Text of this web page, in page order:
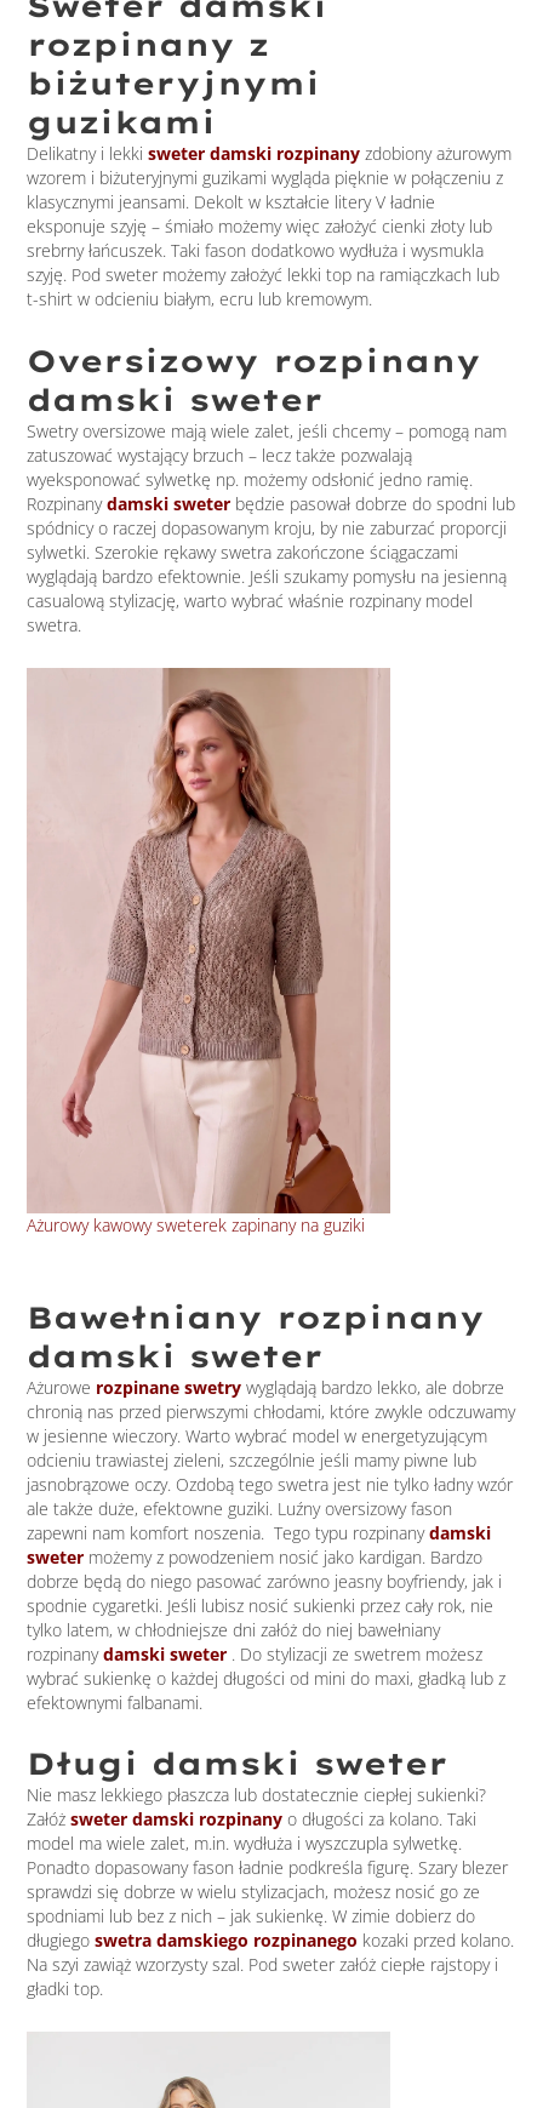
rozpinany z
biżuteryjnymi
guzikami
Delikatny i lekkisweter damski rozpinany zdobiony ażurowym
wzorem i biżuteryjnymi guzikami wygląda pięknie w połączeniu z
klasycznymi jeansami. Dekolt w kształcie litery V ładnie
eksponuje szyję – śmiało możemy więc założyć cienki złoty lub
srebrny łańcuszek. Taki fason dodatkowo wydłuża i wysmukla
szyję. Pod sweter możemy założyć lekki top na ramiączkach lub
t-shirt w odcieniu białym, ecru lub kremowym.
Oversizowy rozpinany
damski sweter
Swetry oversizowe mają wiele zalet, jeśli chcemy – pomogą nam
zatuszować wystający brzuch – lecz także pozwalają
wyeksponować sylwetkę np. możemy odsłonić jedno ramię.
Rozpinanydamskisweter będzie pasował dobrze do spodni lub
spódnicy o raczej dopasowanym kroju, by nie zaburzać proporcji
sylwetki. Szerokie rękawy swetra zakończone ściągaczami
wyglądają bardzo efektownie. Jeśli szukamy pomysłu na jesienną
casualową stylizację, warto wybrać właśnie rozpinany model
swetra.
Ażurowy kawowy sweterek zapinany na guziki
Bawełniany rozpinany
damski sweter
Ażurowe rozpinane swetry wyglądają bardzo lekko, ale dobrze
chronią nas przed pierwszymi chłodami, które zwykle odczuwamy
w jesienne wieczory. Warto wybrać model w energetyzującym
odcieniu trawiastej zieleni, szczególnie jeśli mamy piwne lub
jasnobrązowe oczy. Ozdobą tego swetra jest nie tylko ładny wzór
ale także duże, efektowne guziki. Luźny oversizowy fason
zapewni nam komfort noszenia. Tego typu rozpinanydamski
sweter możemy z powodzeniem nosić jako kardigan. Bardzo
dobrze będą do niego pasować zarówno jeasny boyfriendy, jak i
spodnie cygaretki. Jeśli lubisz nosić sukienki przez cały rok, nie
tylko latem, w chłodniejsze dni załóż do niej bawełniany
rozpinanydamski sweter . Do stylizacji ze swetrem możesz
wybrać sukienkę o każdej długości od mini do maxi, gładką lub z
efektownymi falbanami.
Długi damski sweter
Nie masz lekkiego płaszcza lub dostatecznie ciepłej sukienki?
Załóżsweter damski rozpinany o długości za kolano. Taki
model ma wiele zalet, m.in. wydłuża i wyszczupla sylwetkę.
Ponadto dopasowany fason ładnie podkreśla figurę. Szary blezer
sprawdzi się dobrze w wielu stylizacjach, możesz nosić go ze
spodniami lub bez z nich – jak sukienkę. W zimie dobierz do
długiegoswetra damskiego rozpinanego kozaki przed kolano.
Na szyi zawiąż wzorzysty szal. Pod sweter załóż ciepłe rajstopy i
gładki top.